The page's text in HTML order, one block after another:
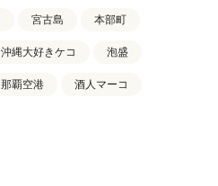
宮古島 本部町
沖縄大好きケコ 泡盛
那覇空港 酒人マーコ